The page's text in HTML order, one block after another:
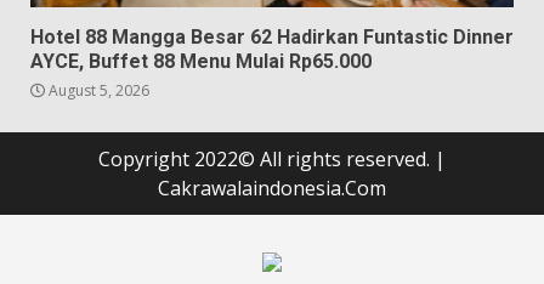
Hotel 88 Mangga Besar 62 Hadirkan Funtastic Dinner
AYCE, Buffet 88 Menu Mulai Rp65.000
August 5, 2026
Copyright 2022© All rights reserved. |
Cakrawalaindonesia.Com